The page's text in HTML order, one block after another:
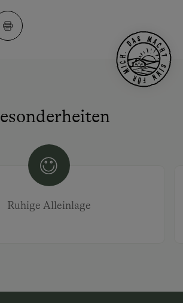
Ruhige Alleinlage